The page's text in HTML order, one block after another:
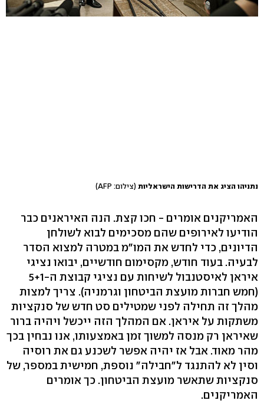
נתניהו הציג את הדרישות הישראליות (צילום: AFP)
האמריקנים אומרים - חכו קצת. הנה האיראנים כבר
הודיעו לאירופים שהם מסכימים לבוא לשולחן
הדיונים, כדי לחדש את המו"מ במטרה למצוא הסדר
לבעיה. בעוד חודש, מקסימום חודשיים, יבואו נציגי
איראן לאיסטנבול לשיחות עם נציגי קבוצת ה-5+1
(חמש חברות מועצת הביטחון וגרמניה). צריך למצות
מהלך זה תחילה לפני שמטילים סט חדש של סנקציות
משתקות על איראן. אם המהלך הזה ייכשל ויהיה ברור
שאיראן רק מנסה למשוך זמן באמצעותו, אנו נבחין בכך
מהר מאוד. אבל אז יהיה אפשר לשכנע גם את רוסיה
וסין לא להתנגד ל"חבילה" נוספת, חמישית במספר, של
סנקציות שתאשר מועצת הביטחון. כך אומרים
האמריקנים.